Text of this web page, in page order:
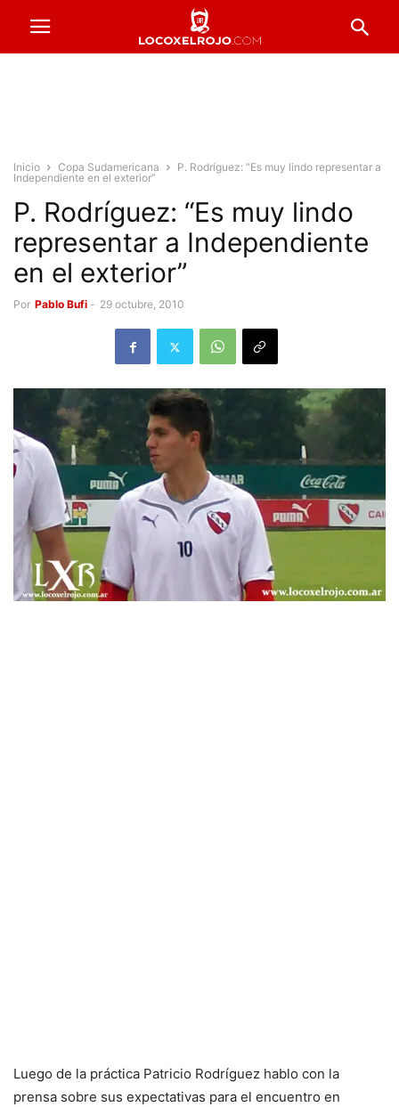
Inicio Copa Sudamericana
P. Rodríguez: “Es muy lindo representar a
Independiente en el exterior”
P. Rodríguez: “Es muy lindo
representar a Independiente
en el exterior”
Por Pablo Bufi - 29 octubre, 2010
Luego de la práctica Patricio Rodríguez hablo con la
prensa sobre sus expectativas para el encuentro en